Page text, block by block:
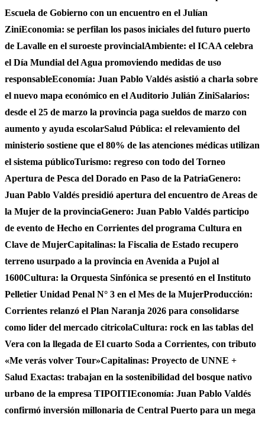
Escuela de Gobierno con un encuentro en el Julían
ZiniEconomia: se perfilan los pasos iniciales del futuro puerto
de Lavalle en el suroeste provincialAmbiente: el ICAA celebra
el Día Mundial del Agua promoviendo medidas de uso
responsableEconomía: Juan Pablo Valdés asistió a charla sobre
el nuevo mapa económico en el Auditorio Julián ZiniSalarios:
desde el 25 de marzo la provincia paga sueldos de marzo con
aumento y ayuda escolarSalud Pública: el relevamiento del
ministerio sostiene que el 80% de las atenciones médicas utilizan
el sistema públicoTurismo: regreso con todo del Torneo
Apertura de Pesca del Dorado en Paso de la PatriaGenero:
Juan Pablo Valdés presidió apertura del encuentro de Areas de
la Mujer de la provinciaGenero: Juan Pablo Valdés participo
de evento de Hecho en Corrientes del programa Cultura en
Clave de MujerCapitalinas: la Fiscalia de Estado recupero
terreno usurpado a la provincia en Avenida a Pujol al
1600Cultura: la Orquesta Sinfónica se presentó en el Instituto
Pelletier Unidad Penal N° 3 en el Mes de la MujerProducción:
Corrientes relanzó el Plan Naranja 2026 para consolidarse
como lider del mercado citricolaCultura: rock en las tablas del
Vera con la llegada de El cuarto Soda a Corrientes, con tributo
«Me verás volver Tour»Capitalinas: Proyecto de UNNE +
Salud Exactas: trabajan en la sostenibilidad del bosque nativo
urbano de la empresa TIPOITIEconomía: Juan Pablo Valdés
confirmó inversión millonaria de Central Puerto para un mega